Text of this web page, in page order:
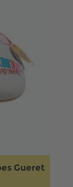
Gueret